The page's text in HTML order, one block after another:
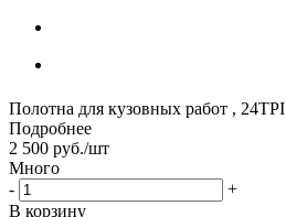
Полотна для кузовных работ , 24TPI
Подробнее
2 500 руб./шт
Много
-
+
В корзину